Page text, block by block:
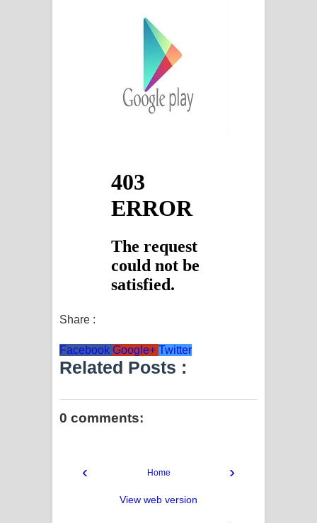
Share :
Facebook Google+ Twitter
Related Posts :
0 comments:
‹ ›
Home
View web version